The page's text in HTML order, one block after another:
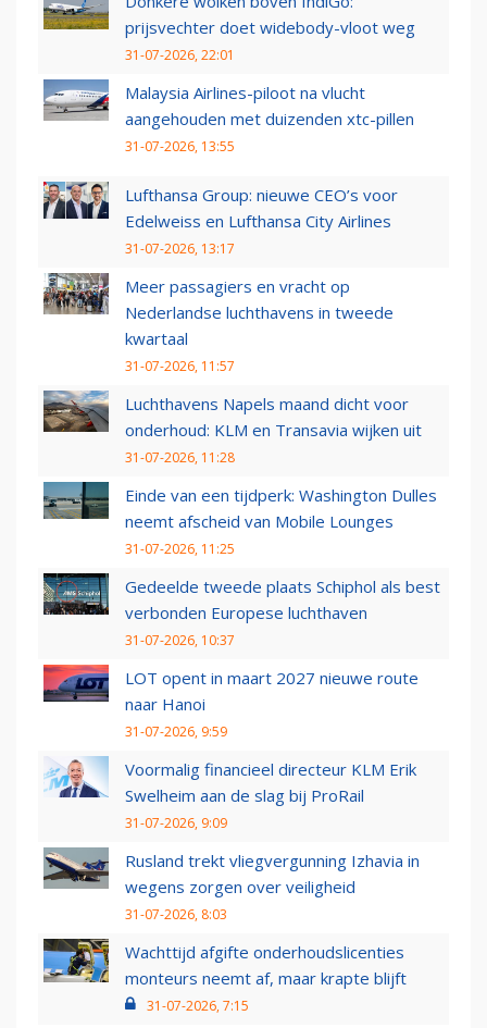
prijsvechter doet widebody-vloot weg
31-07-2026, 22:01
Malaysia Airlines-piloot na vlucht
aangehouden met duizenden xtc-pillen
31-07-2026, 13:55
Lufthansa Group: nieuwe CEO’s voor
Edelweiss en Lufthansa City Airlines
31-07-2026, 13:17
Meer passagiers en vracht op
Nederlandse luchthavens in tweede
kwartaal
31-07-2026, 11:57
Luchthavens Napels maand dicht voor
onderhoud: KLM en Transavia wijken uit
31-07-2026, 11:28
Einde van een tijdperk: Washington Dulles
neemt afscheid van Mobile Lounges
31-07-2026, 11:25
Gedeelde tweede plaats Schiphol als best
verbonden Europese luchthaven
31-07-2026, 10:37
LOT opent in maart 2027 nieuwe route
naar Hanoi
31-07-2026, 9:59
Voormalig financieel directeur KLM Erik
Swelheim aan de slag bij ProRail
31-07-2026, 9:09
Rusland trekt vliegvergunning Izhavia in
wegens zorgen over veiligheid
31-07-2026, 8:03
Wachttijd afgifte onderhoudslicenties
monteurs neemt af, maar krapte blijft
31-07-2026, 7:15